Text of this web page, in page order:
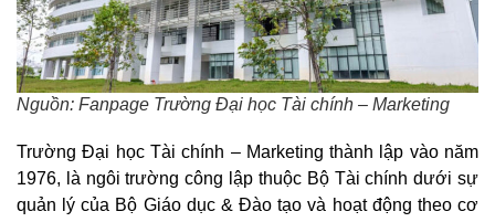
Nguồn: Fanpage Trường Đại học Tài chính – Marketing
Trường Đại học Tài chính – Marketing thành lập vào năm
1976, là ngôi trường công lập thuộc Bộ Tài chính dưới sự
quản lý của Bộ Giáo dục & Đào tạo và hoạt động theo cơ